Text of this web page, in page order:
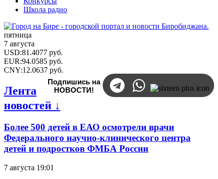
Школа радио
пятница
7 августа
USD:81.4077 руб.
EUR:94.0585 руб.
CNY:12.0637 руб.
Подпишись на
НОВОСТИ!
Лента
новостей ↓
Более 500 детей в ЕАО осмотрели врачи
Федерального научно-клинического центра
детей и подростков ФМБА России
7 августа 19:01